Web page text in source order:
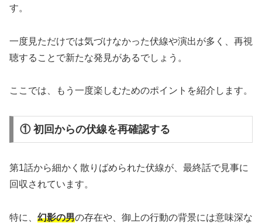
す。
一度見ただけでは気づけなかった伏線や演出が多く、再視
聴することで新たな発見があるでしょう。
ここでは、もう一度楽しむためのポイントを紹介します。
① 初回からの伏線を再確認する
第1話から細かく散りばめられた伏線が、最終話で見事に
回収されています。
特に、 幻影の男の存在や、御上の行動の背景には意味深な